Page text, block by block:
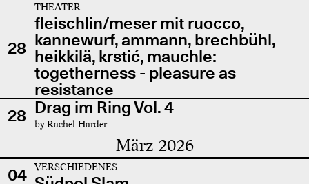
28
THEATER
fleischlin/meser mit ruocco,
kannewurf, ammann, brechbühl,
heikkilä, krstić, mauchle:
togetherness - pleasure as
resistance
28 Drag im Ring Vol. 4
by Rachel Harder
März 2026
04 VERSCHIEDENES